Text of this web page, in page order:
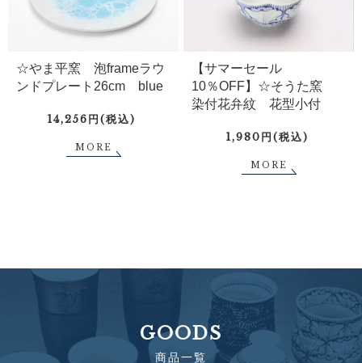
☆やま平窯 泡frameラウ
ンドプレート26cm blue
14,256円(税込)
MORE
【サマーセール
10％OFF】☆そうた窯
染付花弁紋 花型小付
1,980円(税込)
MORE
GOODS
商品一覧